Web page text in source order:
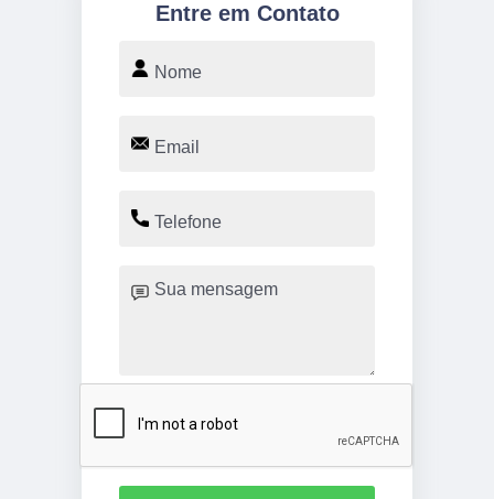
Entre em Contato